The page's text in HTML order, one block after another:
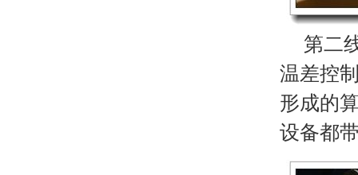
第二
温差控
形成的
设备都